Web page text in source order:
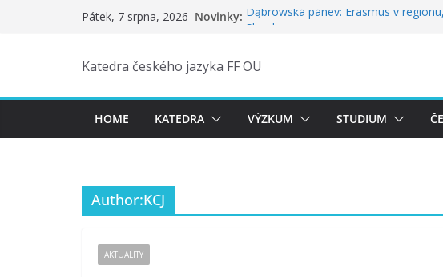
Pátek, 7 srpna, 2026 Novinky: Dąbrowská pánev: Erasmus v
Doktorand Michal Maléř prezentoval
24. ročník (2026) poznávací turistické
Tři ostravské příspěvky v novém
Katedra českého jazyka FF OU
HOME KATEDRA VÝZKUM STUDIUM
Author:KCJ
AKTUALITY